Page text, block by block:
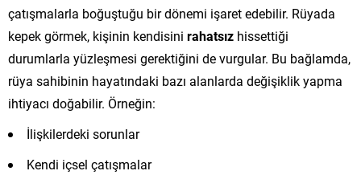
çatışmalarla boğuştuğu bir dönemi işaret edebilir. Rüyada
kepek görmek, kişinin kendisini rahatsız hissettiği
durumlarla yüzleşmesi gerektiğini de vurgular. Bu bağlamda,
rüya sahibinin hayatındaki bazı alanlarda değişiklik yapma
ihtiyacı doğabilir. Örneğin:
İlişkilerdeki sorunlar
Kendi içsel çatışmalar